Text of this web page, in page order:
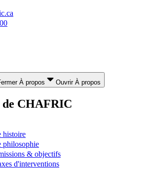
À propos Ouvrir À propos
de CHAFRIC
histoire
philosophie
& objectifs
d'interventions